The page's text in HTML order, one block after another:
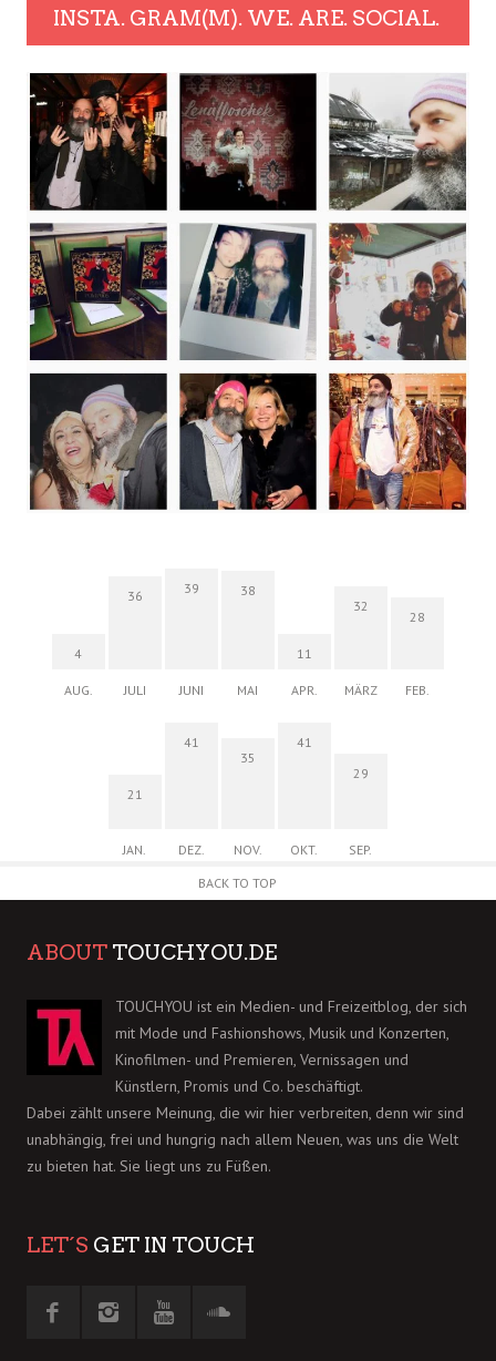
INSTA. GRAM(M). WE. ARE. SOCIAL.
4
AUG.
36
JULI
39
JUNI
38
MAI
11
APR.
32
MÄRZ
28
FEB.
21
JAN.
41
DEZ.
35
NOV.
41
OKT.
29
SEP.
BACK TO TOP
ABOUT TOUCHYOU.DE
TOUCHYOU ist ein Medien- und Freizeitblog, der sich
mit Mode und Fashionshows, Musik und Konzerten,
Kinofilmen- und Premieren, Vernissagen und
Künstlern, Promis und Co. beschäftigt.
Dabei zählt unsere Meinung, die wir hier verbreiten, denn wir sind
unabhängig, frei und hungrig nach allem Neuen, was uns die Welt
zu bieten hat. Sie liegt uns zu Füßen.
LET´S GET IN TOUCH